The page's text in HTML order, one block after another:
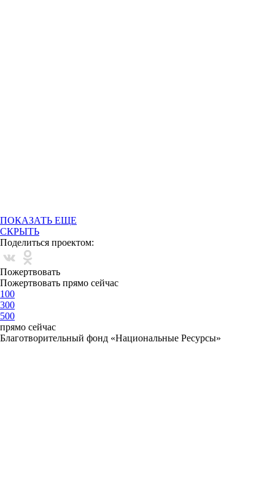
ПОКАЗАТЬ ЕЩЕ
СКРЫТЬ
Поделиться проектом:
Пожертвовать
Пожертвовать прямо сейчас
100
300
500
прямо сейчас
Благотворительный фонд «Национальные Ресурсы»